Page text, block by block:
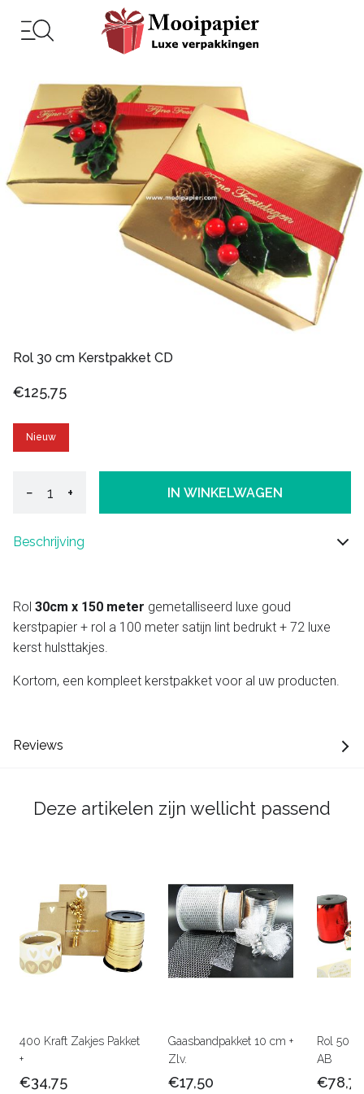
Rol 30 cm Kerstpakket CD
€125,75
Nieuw
− + IN WINKELWAGEN
Beschrijving
Rol 30cm x 150 meter gemetalliseerd luxe goud
kerstpapier + rol a 100 meter satijn lint bedrukt + 72 luxe
kerst hulsttakjes.
Kortom, een kompleet kerstpakket voor al uw producten.
Reviews
Deze artikelen zijn wellicht passend
400 Kraft Zakjes Pakket
+
€34,75
Gaasbandpakket 10 cm +
Zlv.
€17,50
Rol 50
AB
€78,75